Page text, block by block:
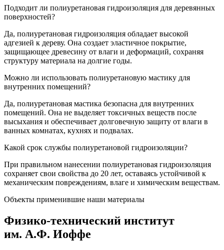
Подходит ли полиуретановая гидроизоляция для деревянных
поверхностей?
Да, полиуретановая гидроизоляция обладает высокой
адгезией к дереву. Она создает эластичное покрытие,
защищающее древесину от влаги и деформаций, сохраняя
структуру материала на долгие годы.
Можно ли использовать полиуретановую мастику для
внутренних помещений?
Да, полиуретановая мастика безопасна для внутренних
помещений. Она не выделяет токсичных веществ после
высыхания и обеспечивает долговечную защиту от влаги в
ванных комнатах, кухнях и подвалах.
Какой срок службы полиуретановой гидроизоляции?
При правильном нанесении полиуретановая гидроизоляция
сохраняет свои свойства до 20 лет, оставаясь устойчивой к
механическим повреждениям, влаге и химическим веществам.
Объекты применившие наши материалы
Физико-технический институт
им. А.Ф. Иоффе